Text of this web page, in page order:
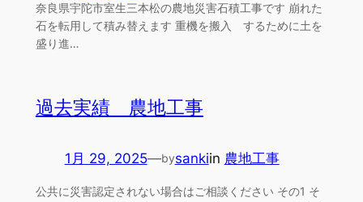
奈良県宇陀市室生三本松の農地災害石積工事です 崩れた
石を転用して積み替えます 重機を搬入 するために土を
盛り進…
過去実績 農地工事
1月 29, 2025—bysankiin 農地工事
公共に災害認定されない場合はご相談ください その1 そ